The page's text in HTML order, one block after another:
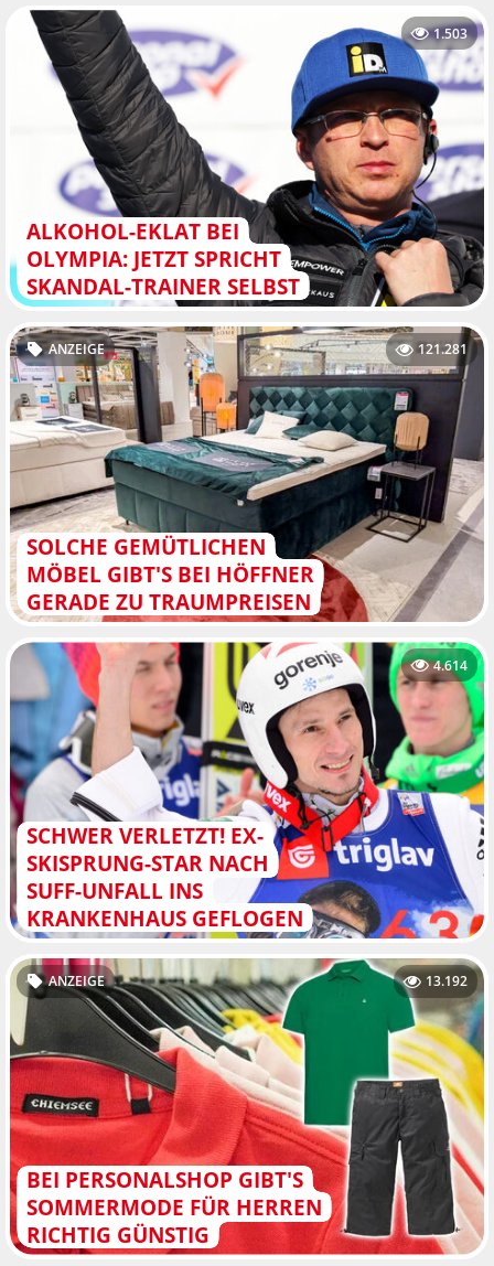
ALKOHOL-EKLAT BEI
OLYMPIA: JETZT SPRICHT
SKANDAL-TRAINER SELBST
1.503
SOLCHE GEMÜTLICHEN
MÖBEL GIBT'S BEI HÖFFNER
GERADE ZU TRAUMPREISEN
ANZEIGE 121.281
SCHWER VERLETZT! EX-
SKISPRUNG-STAR NACH
SUFF-UNFALL INS
KRANKENHAUS GEFLOGEN
4.614
BEI PERSONALSHOP GIBT'S
SOMMERMODE FÜR HERREN
RICHTIG GÜNSTIG
ANZEIGE 13.192